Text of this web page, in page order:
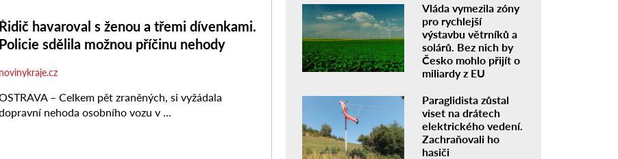
Vláda vymezila zóny
pro rychlejší
výstavbu větrníků a
solárů. Bez nich by
Česko mohlo přijít o
miliardy z EU
Paraglidista zůstal
viset na drátech
elektrického vedení.
Zachraňovali ho
hasiči